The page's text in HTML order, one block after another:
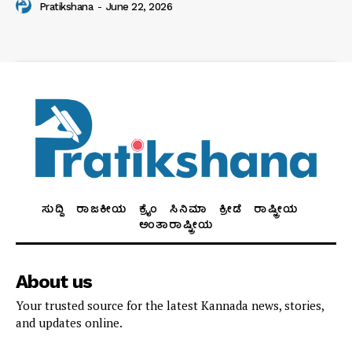
Pratikshana - June 22, 2026
ಸುದ್ದಿ ರಾಜಕೀಯ ಕ್ರೈಂ ಸಿನಿಮಾ ಕ್ರೀಡೆ
ರಾಷ್ಟ್ರೀಯ
ಅಂತಾರಾಷ್ಟ್ರೀಯ
About us
Your trusted source for the latest Kannada news, stories,
and updates online.